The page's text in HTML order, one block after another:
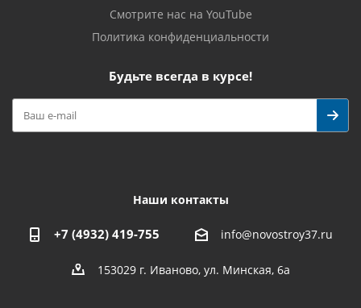
Смотрите нас на YouTube
Политика конфиденциальности
Будьте всегда в курсе!
Наши контакты
+7 (4932) 419-755 info@novostroy37.ru
153029 г. Иваново, ул. Минская, 6а